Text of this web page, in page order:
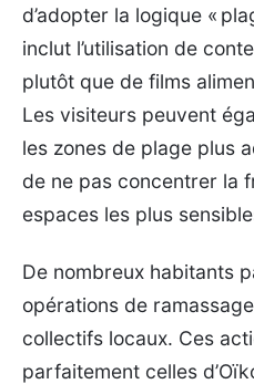
d’adopter la logique «
inclut l’utilisation de
plutôt que de films
Les visiteurs peuvent
les zones de plage plus
de ne pas concentrer la
espaces les plus
De nombreux habitants
opérations de
collectifs locaux. Ces
parfaitement celles